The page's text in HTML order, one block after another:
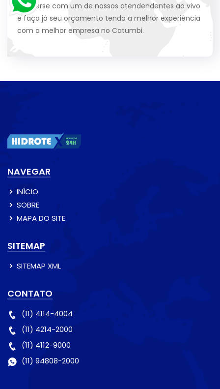
Converse com um de nossos atendendentes ao vivo
e faça já seu orçamento tendo a melhor experiência
com a melhor empresa no Catumbi.
NAVEGAR
INÍCIO
SOBRE
MAPA DO SITE
SITEMAP
SITEMAP XML
CONTATO
(11) 4114-4004
(11) 4214-2000
(11) 4112-9000
(11) 94808-2000